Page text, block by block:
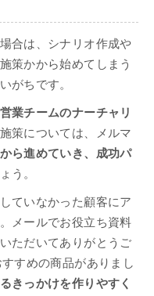
合は、シナリオ作成や
策かから始めてしまう
がちです。
業チームのナーチャリ
策については、メルマ
ら進めていき、成功パ
う。
ていなかった顧客にア
メールでお役立ち資料
ただいてありがとうご
すめの商品がありまし
きっかけを作りやすく